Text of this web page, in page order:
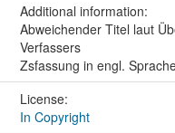
Additional information:
Abweichender Titel laut
Verfassers
Zsfassung in engl.
License:
In Copyright